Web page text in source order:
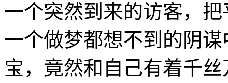
一个突然到来的访客，
一个做梦都想不到的阴
宝，竟然和自己有着千